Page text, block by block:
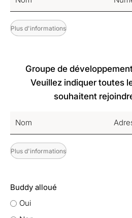
Plus d'informations
Groupe de
Veuillez indiquer toutes
souhaitent
Plus d'informations
Buddy alloué
Oui